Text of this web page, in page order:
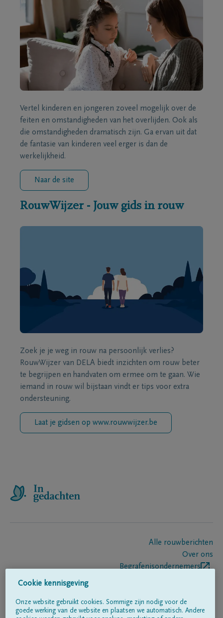
Vertel kinderen en jongeren zoveel mogelijk over de
feiten en omstandigheden van het overlijden. Ook als
die omstandigheden dramatisch zijn. Ga ervan uit dat
de fantasie van kinderen veel erger is dan de
werkelijkheid.
Naar de site
RouwWijzer - Jouw gids in rouw
Zoek je je weg in rouw na persoonlijk verlies?
RouwWijzer van DELA biedt inzichten om rouw beter
te begrijpen en handvaten om ermee om te gaan. Wie
iemand in rouw wil bijstaan vindt er tips voor extra
ondersteuning.
Laat je gidsen op www.rouwwijzer.be
Alle rouwberichten
Over ons
Begrafenisondernemers
Volg ons op
Cookie kennisgeving
Onze website gebruikt cookies. Sommige zijn nodig voor de
goede werking van de website en plaatsen we automatisch. Andere